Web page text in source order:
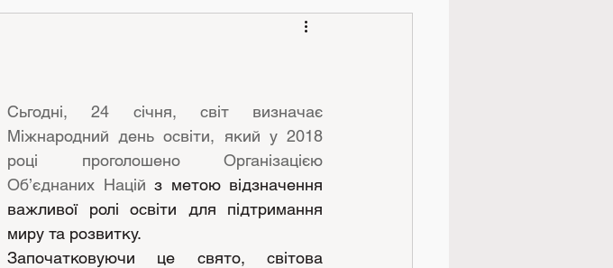
Сьгодні, 24 січня, світ визначає
Міжнародний день освіти, який у 2018
році проголошено Організацією
Об’єднаних Націй з метою відзначення
важливої ролі освіти для підтримання
миру та розвитку.
Започатковуючи це свято, світова